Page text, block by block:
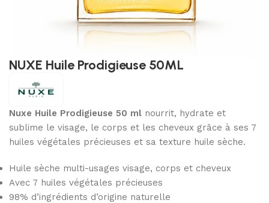
NUXE Huile Prodigieuse 50ML
Nuxe Huile Prodigieuse 50 ml nourrit, hydrate et
sublime le visage, le corps et les cheveux grâce à ses 7
huiles végétales précieuses et sa texture huile sèche.
Huile sèche multi-usages visage, corps et cheveux
Avec 7 huiles végétales précieuses
98% d’ingrédients d’origine naturelle